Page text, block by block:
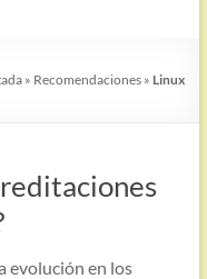
» Recomendaciones » Linux
evolución en los